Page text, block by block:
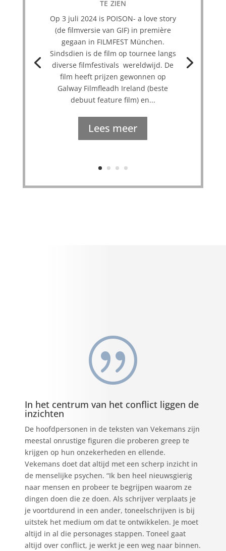
Op 3 juli 2024 is POISON- a love story
(de filmversie van GIF) in première
gegaan in FILMFEST München.
Sindsdien is de film op tournee langs
diverse filmfestivals wereldwijd. De
film heeft prijzen gewonnen op
Galway Filmfleadh Ireland (beste
debuut feature film) en...
Lees meer
|
In het centrum van het conflict liggen de
inzichten
De hoofdpersonen in de teksten van Vekemans zijn
meestal onrustige figuren die proberen greep te
krijgen op hun onzekerheden en ellende.
Vekemans doet dat altijd met een scherp inzicht in
de menselijke psychen. “Ik ben heel nieuwsgierig
naar mensen en probeer te begrijpen waarom ze
dingen doen die ze doen. Als schrijver verplaats je
je voortdurend in een ander, toneelschrijven is bij
uitstek het medium om dat te ontwikkelen. Je moet
altijd in al die personages stappen. Toneel gaat
altijd over conflict, je werkt je een weg naar binnen.